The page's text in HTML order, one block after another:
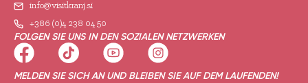
info@visitkranj.si
+386 (0)4 238 04 50
FOLGEN SIE UNS IN DEN SOZIALEN NETZWERKEN
MELDEN SIE SICH AN UND BLEIBEN SIE AUF DEM LAUFENDEN!